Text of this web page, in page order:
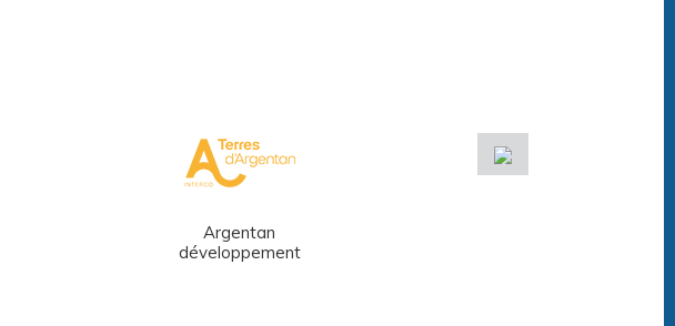
Argentan
développement